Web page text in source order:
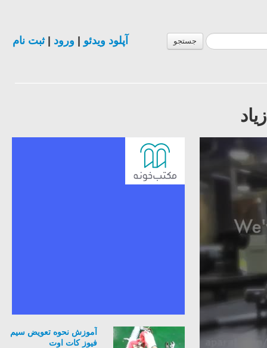
جستجو آپلود ویدئو ورود |ثبت نام
آموزش نحوه تعویض سیم
فیوز کات اوت